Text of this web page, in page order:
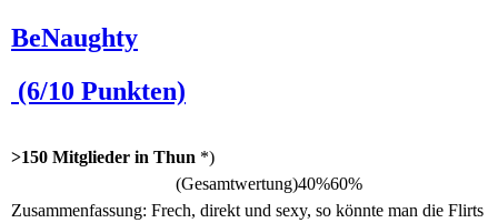
BeNaughty
(6/10 Punkten)
>150 Mitglieder in Thun *)
(Gesamtwertung)40%60%
Zusammenfassung: Frech, direkt und sexy, so könnte man die Flirts